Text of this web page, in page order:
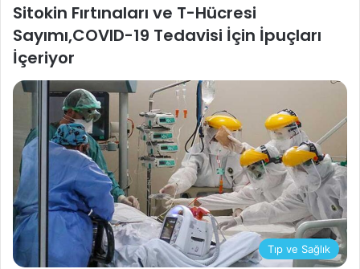
Sitokin Fırtınaları ve T-Hücresi
Sayımı,COVID-19 Tedavisi İçin İpuçları
İçeriyor
Tıp ve Sağlık